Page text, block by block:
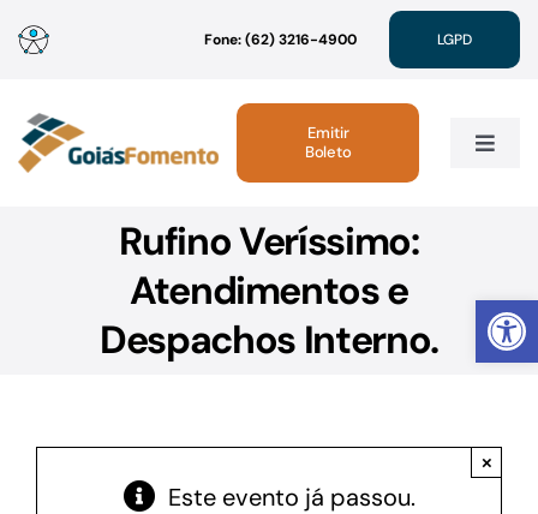
Abrir
para
conteúdo
Fone: (62) 3216-4900 LGPD
Toggle
Institucional
Linhas de Crédito
Emitir
Boleto
Rufino Veríssimo:
Atendimentos e
Despachos Interno.
Este evento já passou.
×